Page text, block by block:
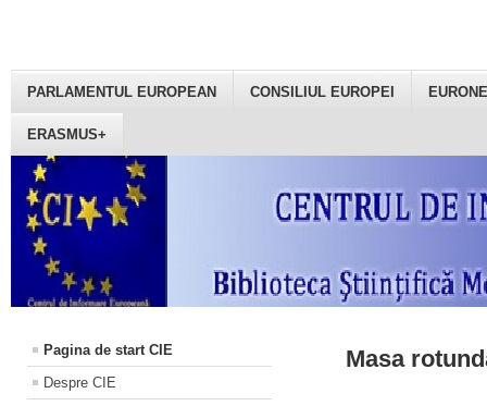
PARLAMENTUL EUROPEAN CONSILIUL EUROPEI
ERASMUS+
Pagina de start CIE
Despre CIE
Masa